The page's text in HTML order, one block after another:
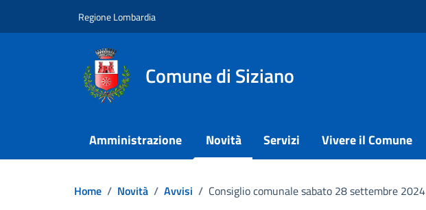
Regione Lombardia
Comune di Siziano
Amministrazione Novità Servizi Vivere il Comune
Home / Novità / Avvisi / Consiglio comunale sabato 28 settembre 2024